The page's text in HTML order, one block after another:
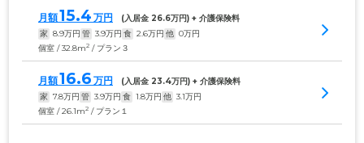
月額15.4 万円 (入居金 26.6万円) + 介護保険料
家 8.9万円 管 3.9万円 食 2.6万円 他 0万円
個室 / 32.8m2 / プラン３
月額16.6 万円 (入居金 23.4万円) + 介護保険料
家 7.8万円 管 3.9万円 食 1.8万円 他 3.1万円
個室 / 26.1m2 / プラン１